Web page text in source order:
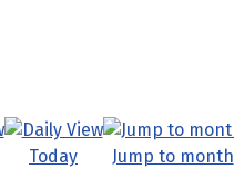
Today Jump to month